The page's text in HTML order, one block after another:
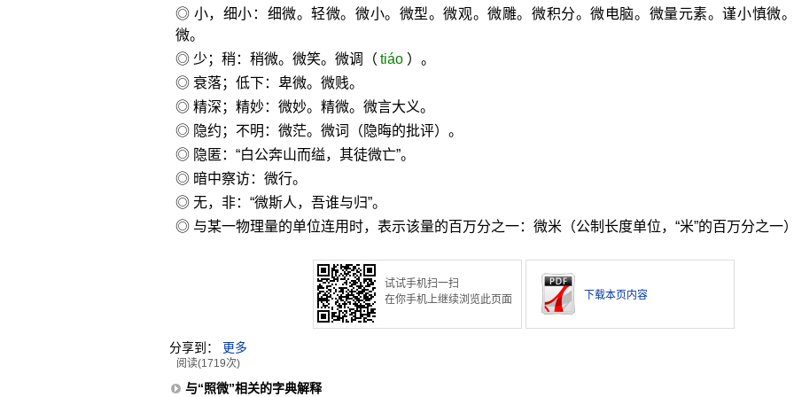
◎ 小，细小：细微。轻微。微小。微型。微观。微雕。微积分。微电脑。微量元素。谨小慎微
微。
◎ 少；稍：稍微。微笑。微调（ tiáo ）。
◎ 衰落；低下：卑微。微贱。
◎ 精深；精妙：微妙。精微。微言大义。
◎ 隐约；不明：微茫。微词（隐晦的批评）。
◎ 隐匿：“白公奔山而缢，其徒微亡”。
◎ 暗中察访：微行。
◎ 无，非：“微斯人，吾谁与归”。
◎ 与某一物理量的单位连用时，表示该量的百万分之一：微米（公制长度单位，“米”的百万分之一）
试试手机扫一扫
在你手机上继续浏览此页面
下载本页内容
分享到： 更多
阅读(1719次)
与“照微”相关的字典解释